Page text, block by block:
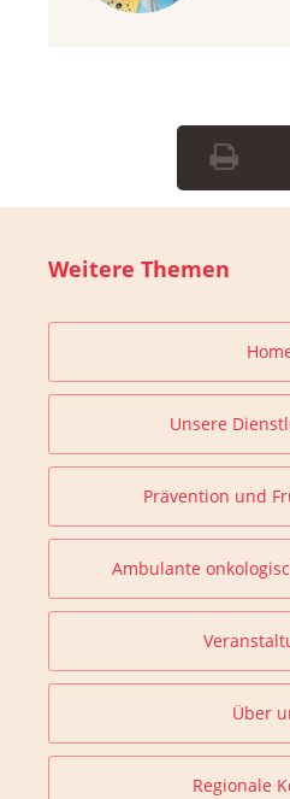
Weitere Themen
Unsere
Prävention und
Ambulante
Über
Regionale